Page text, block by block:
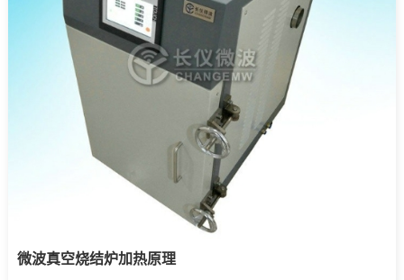
微波真空烧结炉加热原理